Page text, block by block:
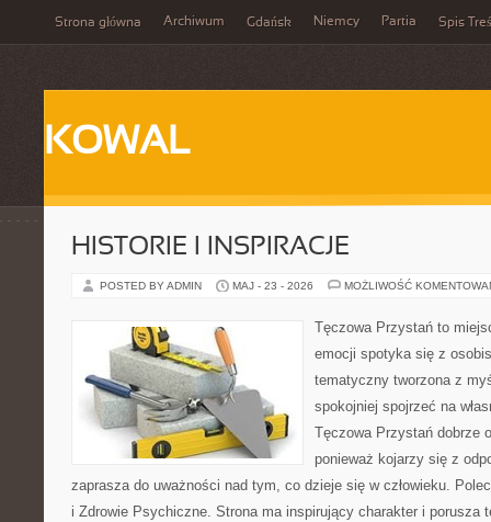
Strona główna Archiwum Gdańsk Niemcy Partia Spis
KOWAL
HISTORIE I INSPIRACJE
POSTED BY ADMIN MAJ - 23 - 2026 MOŻLIWOŚĆ
Tęczowa Przystań to
emocji spotyka się z
tematyczny tworzona z
spokojniej spojrzeć na
Tęczowa Przystań dobrze
ponieważ kojarzy się z
zaprasza do uważności nad tym, co dzieje się w człowieku.
i Zdrowie Psychiczne. Strona ma inspirujący charakter i porusza